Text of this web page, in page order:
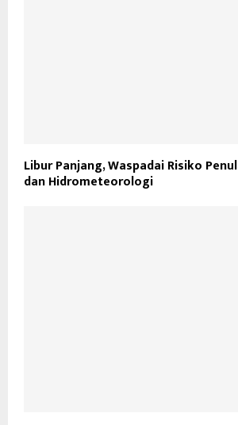
Libur Panjang, Waspadai Risiko
dan Hidrometeorologi